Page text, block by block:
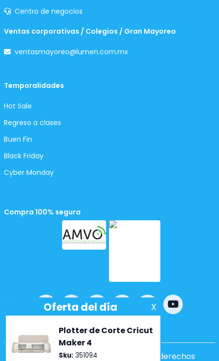
Centro de negocios
Ventas corporativas / Colegios / Gran Mayoreo
ventasmayoreo@lumen.com.mx
Temporalidades
Hot Sale
Regreso a clases
Buen Fin
Black Friday
Cyber Monday
Compra 100% segura
Powered bynopCommerce
Copyright ©2026 Lumen. Todos los derechos